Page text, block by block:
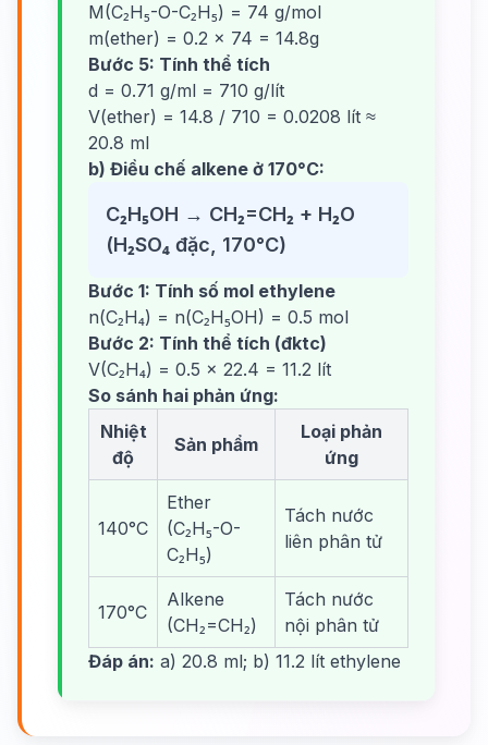
M(C₂H₅-O-C₂H₅) = 74 g/mol
m(ether) = 0.2 × 74 = 14.8g
Bước 5: Tính thể tích
d = 0.71 g/ml = 710 g/lít
V(ether) = 14.8 / 710 = 0.0208 lít ≈
20.8 ml
b) Điều chế alkene ở 170°C:
C₂H₅OH → CH₂=CH₂ + H₂O
(H₂SO₄ đặc, 170°C)
Bước 1: Tính số mol ethylene
n(C₂H₄) = n(C₂H₅OH) = 0.5 mol
Bước 2: Tính thể tích (đktc)
V(C₂H₄) = 0.5 × 22.4 = 11.2 lít
So sánh hai phản ứng:
Nhiệt
độ
Sản phẩm
Loại phản
ứng
140°C
Ether
(C₂H₅-O-
C₂H₅)
Tách nước
liên phân tử
170°C
Alkene
(CH₂=CH₂)
Tách nước
nội phân tử
Đáp án: a) 20.8 ml; b) 11.2 lít ethylene